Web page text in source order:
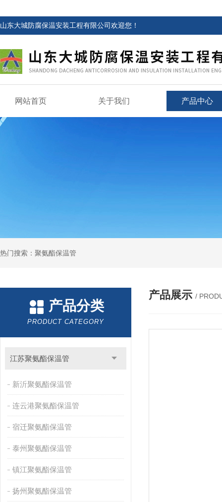
山东大城防腐保温安装工程有限公司欢迎您！
网站首页 关于我们 产品中心
热门搜索：聚氨酯保温管
产品分类
PRODUCT CATEGORY
江苏聚氨酯保温管
新沂聚氨酯保温管
连云港聚氨酯保温管
宿迁聚氨酯保温管
泰州聚氨酯保温管
镇江聚氨酯保温管
扬州聚氨酯保温管
产品展示 /